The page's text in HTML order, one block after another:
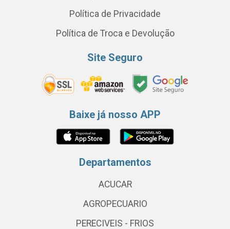
Política de Privacidade
Política de Troca e Devolução
Site Seguro
Baixe já nosso APP
Departamentos
ACUCAR
AGROPECUARIO
PERECIVEIS - FRIOS